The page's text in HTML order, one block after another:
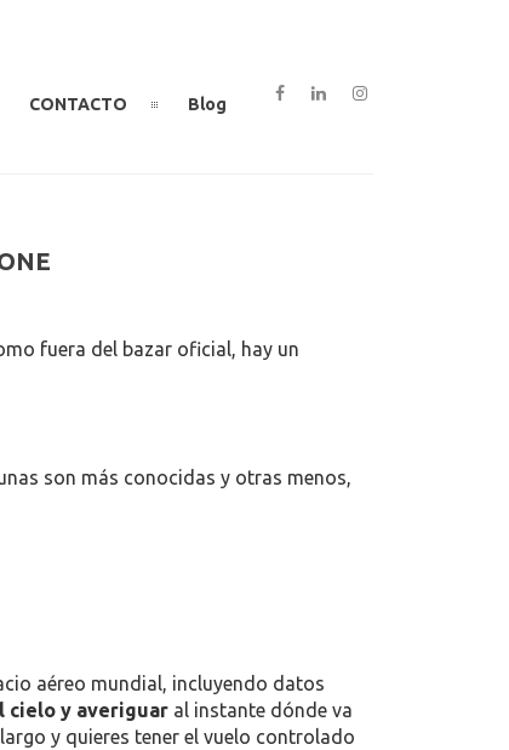
CONTACTO Blog
fuera del bazar oficial, hay un
son más conocidas y otras menos,
aéreo mundial, incluyendo datos
cielo y averiguar al instante dónde va
y quieres tener el vuelo controlado